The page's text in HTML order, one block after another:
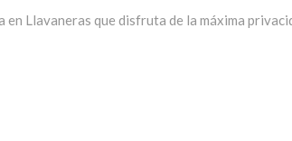
en Llavaneras que disfruta de la máxima